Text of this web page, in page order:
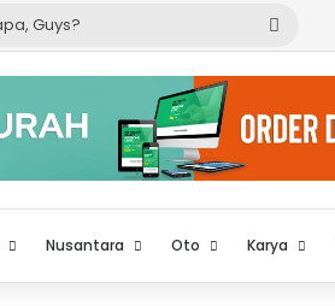
Guys?
Nusantara Oto Karya